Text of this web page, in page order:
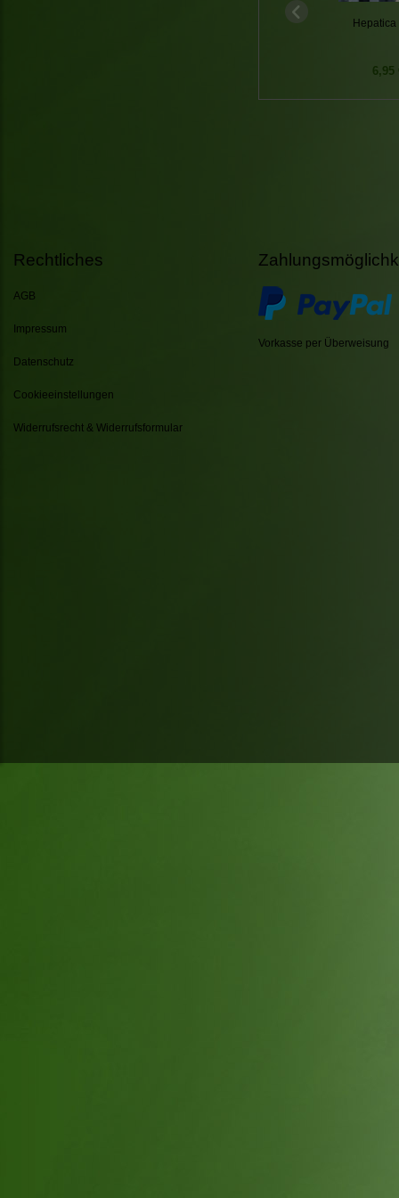
6,95
Rechtliches
AGB
Impressum
Datenschutz
Cookieeinstellungen
Widerrufsrecht & Widerrufsformular
Vorkasse per Überweisung